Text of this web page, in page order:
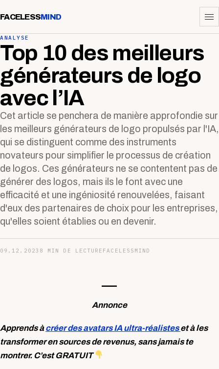
FACELESSMIND
ANALYSE
Top 10 des meilleurs
générateurs de logo
avec l’IA
Cet article se penchera de manière approfondie sur
les meilleurs générateurs de logo propulsés par l'IA,
qui se distinguent comme des instruments
novateurs pour simplifier le processus de création
de logos. Ces générateurs ne se contentent pas de
générer des logos, mais ils le font avec une
efficacité et une ingéniosité renouvelées, faisant
d'eux des partenaires de choix pour les entreprises,
qu'elles soient établies ou en devenir.
09.12.2023 8 MIN DE LECTURE FACELESSMIND
—-
Annonce
Apprends àcréer des avatars IA ultra-réalisteset à les
transformer en sources de revenus, sans jamais te
montrer. C’est GRATUIT